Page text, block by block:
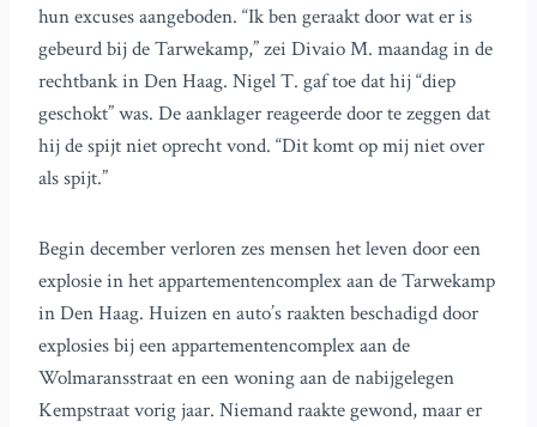
hun excuses aangeboden. “Ik ben geraakt door wat er is
gebeurd bij de Tarwekamp,” zei Divaio M. maandag in de
rechtbank in Den Haag. Nigel T. gaf toe dat hij “diep
geschokt” was. De aanklager reageerde door te zeggen dat
hij de spijt niet oprecht vond. “Dit komt op mij niet over
als spijt.”
Begin december verloren zes mensen het leven door een
explosie in het appartementencomplex aan de Tarwekamp
in Den Haag. Huizen en auto’s raakten beschadigd door
explosies bij een appartementencomplex aan de
Wolmaransstraat en een woning aan de nabijgelegen
Kempstraat vorig jaar. Niemand raakte gewond, maar er